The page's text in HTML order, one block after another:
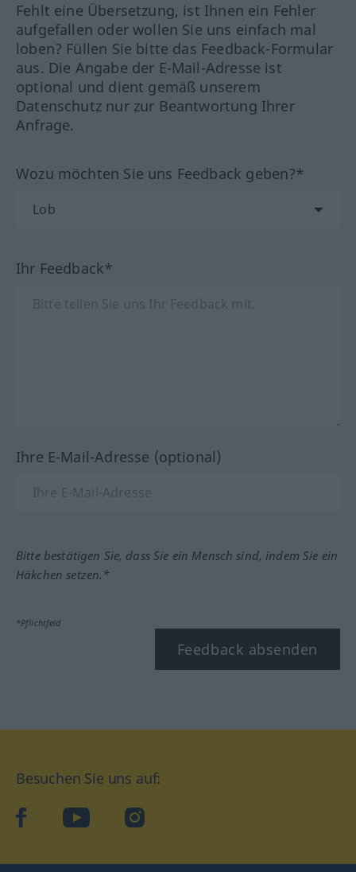
Fehlt eine Übersetzung, ist Ihnen ein Fehler
aufgefallen oder wollen Sie uns einfach mal
loben? Füllen Sie bitte das Feedback-Formular
aus. Die Angabe der E-Mail-Adresse ist
optional und dient gemäß unserem
Datenschutz nur zur Beantwortung Ihrer
Anfrage.
Wozu möchten Sie uns Feedback geben?*
Ihr Feedback*
Ihre E-Mail-Adresse (optional)
Bitte bestätigen Sie, dass Sie ein Mensch sind, indem Sie ein
Häkchen setzen.*
*Pflichtfeld
Feedback absenden
Besuchen Sie uns auf:
facebookYouTube Instagram